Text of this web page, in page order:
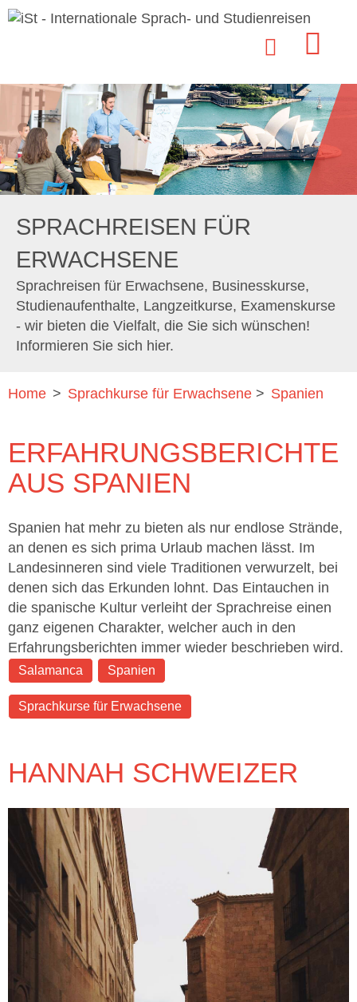
SPRACHREISEN FÜR
ERWACHSENE
Sprachreisen für Erwachsene, Businesskurse,
Studienaufenthalte, Langzeitkurse, Examenskurse
- wir bieten die Vielfalt, die Sie sich wünschen!
Informieren Sie sich hier.
Home > Sprachkurse für Erwachsene > Spanien
ERFAHRUNGSBERICHTE
AUS SPANIEN
Spanien hat mehr zu bieten als nur endlose Strände,
an denen es sich prima Urlaub machen lässt. Im
Landesinneren sind viele Traditionen verwurzelt, bei
denen sich das Erkunden lohnt. Das Eintauchen in
die spanische Kultur verleiht der Sprachreise einen
ganz eigenen Charakter, welcher auch in den
Erfahrungsberichten immer wieder beschrieben wird.
Salamanca Spanien
Sprachkurse für Erwachsene
HANNAH SCHWEIZER